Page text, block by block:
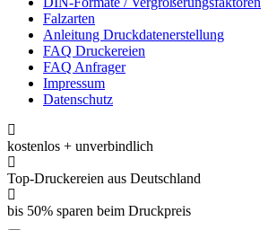
Falzarten
Anleitung Druckdatenerstellung
FAQ Druckereien
FAQ Anfrager
Impressum
Datenschutz
kostenlos + unverbindlich
Top-Druckereien aus Deutschland
bis 50% sparen beim Druckpreis